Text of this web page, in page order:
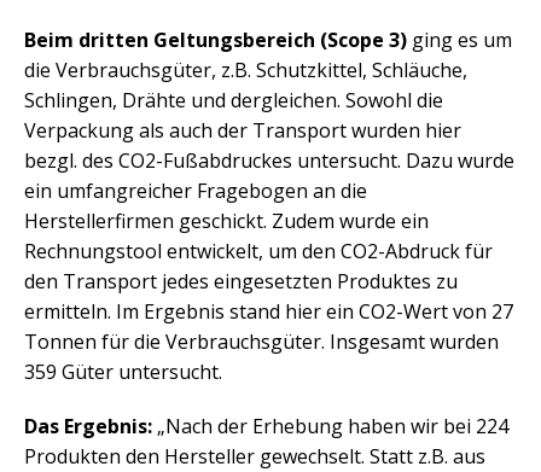
Beim dritten Geltungsbereich (Scope 3) ging es um
die Verbrauchsgüter, z.B. Schutzkittel, Schläuche,
Schlingen, Drähte und dergleichen. Sowohl die
Verpackung als auch der Transport wurden hier
bezgl. des CO2-Fußabdruckes untersucht. Dazu wurde
ein umfangreicher Fragebogen an die
Herstellerfirmen geschickt. Zudem wurde ein
Rechnungstool entwickelt, um den CO2-Abdruck für
den Transport jedes eingesetzten Produktes zu
ermitteln. Im Ergebnis stand hier ein CO2-Wert von 27
Tonnen für die Verbrauchsgüter. Insgesamt wurden
359 Güter untersucht.
Das Ergebnis: „Nach der Erhebung haben wir bei 224
Produkten den Hersteller gewechselt. Statt z.B. aus